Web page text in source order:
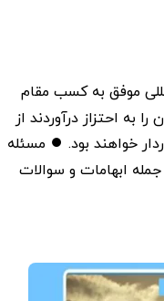
موفق به کسب مقام
به احتزاز درآوردند از
خواهند بود. ⏺ مسئله
ابهامات و سوالات